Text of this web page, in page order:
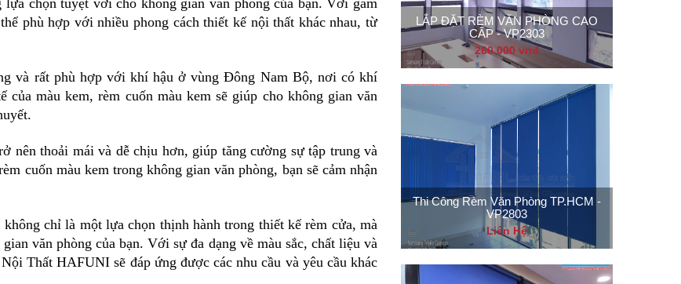
chọn tuyệt vời cho không gian văn phòng của bạn. Với gam
phù hợp với nhiều phong cách thiết kế nội thất khác nhau, từ
và rất phù hợp với khí hậu ở vùng Đông Nam Bộ, nơi có khí
màu kem, rèm cuốn màu kem sẽ giúp cho không gian văn
nên thoải mái và dễ chịu hơn, giúp tăng cường sự tập trung và
cuốn màu kem trong không gian văn phòng, bạn sẽ cảm nhận
chỉ là một lựa chọn thịnh hành trong thiết kế rèm cửa, mà
văn phòng của bạn. Với sự đa dạng về màu sắc, chất liệu và
Thất HAFUNI sẽ đáp ứng được các nhu cầu và yêu cầu khác
LẮP ĐẶT RÈM VĂN PHÒNG CAO
CẤP - VP2303
260.000 vnđ
Thi Công Rèm Văn Phòng TP.HCM -
VP2803
Liên Hệ